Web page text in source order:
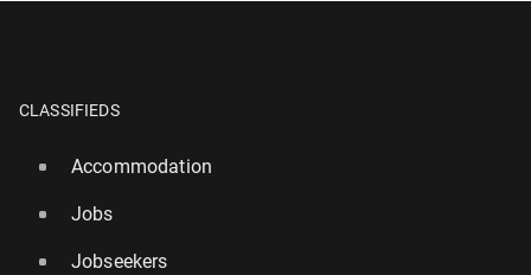
CLASSIFIEDS
Accommodation
Jobs
Jobseekers